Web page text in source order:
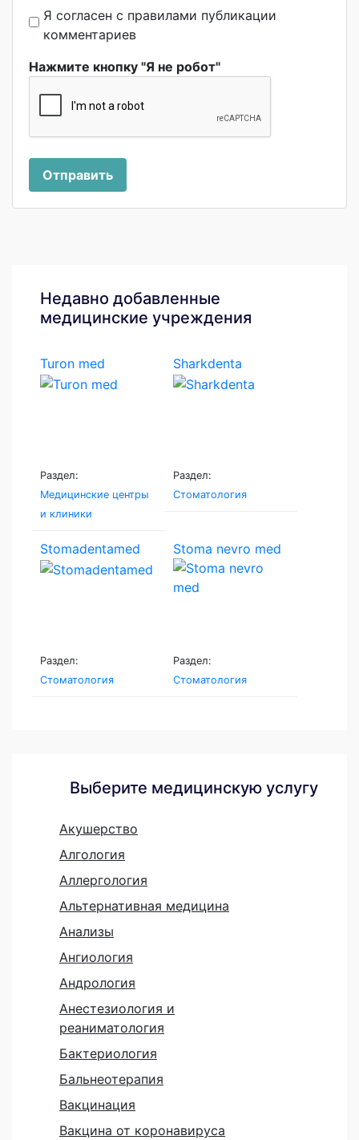
Я согласен с правилами публикации
комментариев
Нажмите кнопку "Я не робот"
Отправить
Недавно добавленные
медицинские учреждения
Turon med
Раздел:
Медицинские центры
и клиники
Sharkdenta
Раздел:
Стоматология
Stomadentamed
Раздел:
Стоматология
Stoma nevro med
Раздел:
Стоматология
Выберите медицинскую услугу
Акушерство
Алгология
Аллергология
Альтернативная медицина
Анализы
Ангиология
Андрология
Анестезиология и
реаниматология
Бактериология
Бальнеотерапия
Вакцинация
Вакцина от коронавируса